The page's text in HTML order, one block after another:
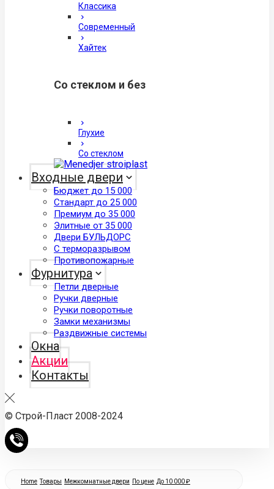
Классика
Современный
Хайтек
Со стеклом и без
Глухие
Со стеклом
Входные двери
Бюджет до 15 000
Стандарт до 25 000
Премиум до 35 000
Элитные от 35 000
Двери БУЛЬДОРС
С терморазрывом
Противопожарные
Фурнитура
Петли дверные
Ручки дверные
Ручки поворотные
Замки механизмы
Раздвижные системы
Окна
Акции
Контакты
© Строй-Пласт 2008-2024
Home Товары Межкомнатные двери По цене До 10 000 ₽